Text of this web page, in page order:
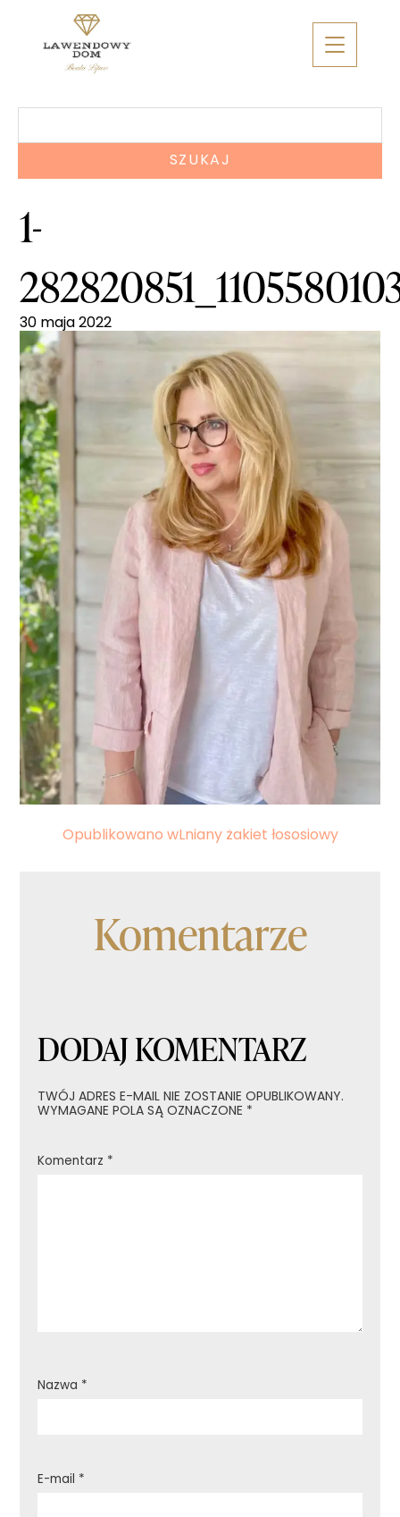
1-
30 maja 2022
Nawigacja
Opublikowano wLniany żakiet łososiowy
Komentarze
DODAJ KOMENTARZ
TWÓJ ADRES E-MAIL NIE ZOSTANIE OPUBLIKOWANY.
WYMAGANE POLA SĄ OZNACZONE *
Komentarz *
Nazwa *
E-mail *